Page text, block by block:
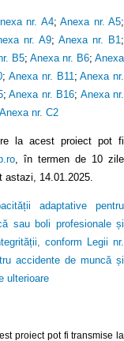
nr. A4;Anexa nr. A5;
nr. A9;Anexa nr. B1 ;
B5; Anexa nr. B6;Anexa
;Anexa nr. B11 ;Anexa nr.
; Anexa nr. B16; Anexa nr.
Anexa nr. C2
la acest proiect pot fi
, în termen de 10 zile
14.01.2025.
adaptative pentru
sau boli profesionale și
conform Legii nr.
accidente de muncă și
ulterioare
proiect pot fi transmise la